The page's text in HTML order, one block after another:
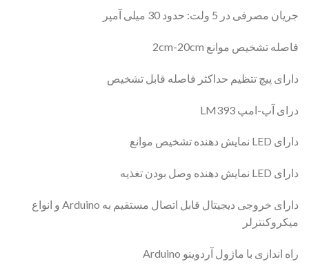
جریان مصرفی در 5 ولت: حدود 30 میلی آمپر
فاصله تشخیص موانع 2cm-20cm
دارای پیچ تتظیم حداکثر فاصله قابل تشخیص
درای آپ-امپ LM393
دارای LED نمایش دهنده تشخیص موانع
دارای LED نمایش دهنده وصل بودن تغذیه
دارای خروجی دیجیتال قابل اتصال مستقیم به Arduino و انواع
میکروکنترلر
راه اندازی با ماژول آردوینو Arduino